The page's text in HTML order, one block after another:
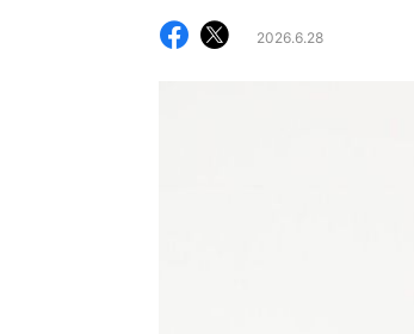
2026.6.28